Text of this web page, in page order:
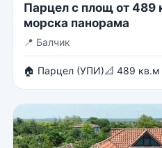
Парцел с площ от 489
морска панорама
📍 Балчик
🏠 Парцел (УПИ)📐 489 кв.м